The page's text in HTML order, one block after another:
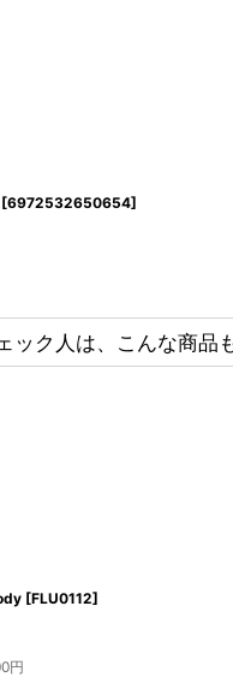
[6972532650654]
ック人は、こんな商品
SD700 NXT
小売価格